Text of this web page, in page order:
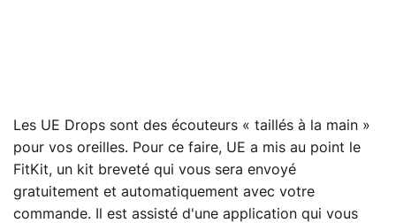
Les UE Drops sont des écouteurs « taillés à la main »
pour vos oreilles. Pour ce faire, UE a mis au point le
FitKit, un kit breveté qui vous sera envoyé
gratuitement et automatiquement avec votre
commande. Il est assisté d'une application qui vous